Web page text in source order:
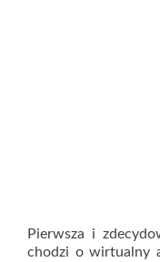
Pierwsza i
chodzi o wirtualny